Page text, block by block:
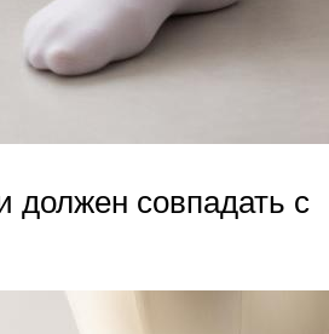
должен совпадать с